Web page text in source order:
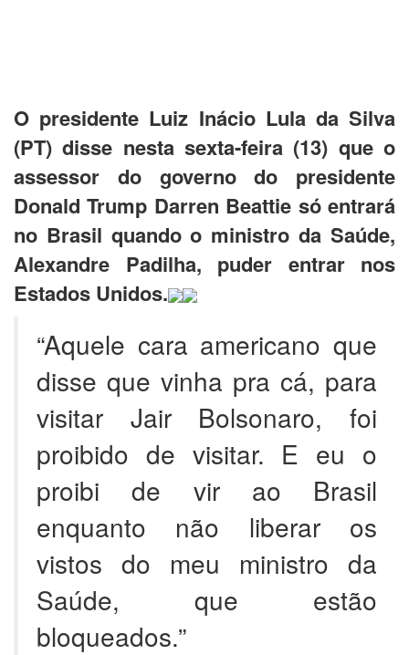
O presidente Luiz Inácio Lula da Silva
(PT) disse nesta sexta-feira (13) que o
assessor do governo do presidente
Donald Trump Darren Beattie só entrará
no Brasil quando o ministro da Saúde,
Alexandre Padilha, puder entrar nos
Estados Unidos.
“Aquele cara americano que
disse que vinha pra cá, para
visitar Jair Bolsonaro, foi
proibido de visitar. E eu o
proibi de vir ao Brasil
enquanto não liberar os
vistos do meu ministro da
Saúde, que estão
bloqueados.”